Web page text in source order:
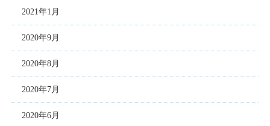
2021年1月
2020年9月
2020年8月
2020年7月
2020年6月